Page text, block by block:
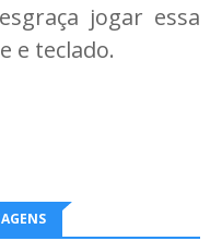
jogar essa
e teclado.